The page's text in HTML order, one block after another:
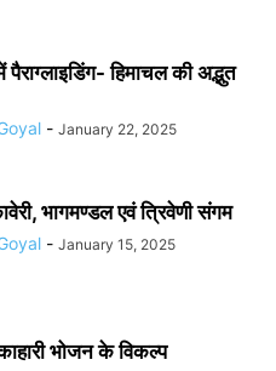
पैराग्लाइडिंग- हिमाचल की अद्भुत
- January 22, 2025
भागमण्डल एवं त्रिवेणी संगम
- January 15, 2025
भोजन के विकल्प